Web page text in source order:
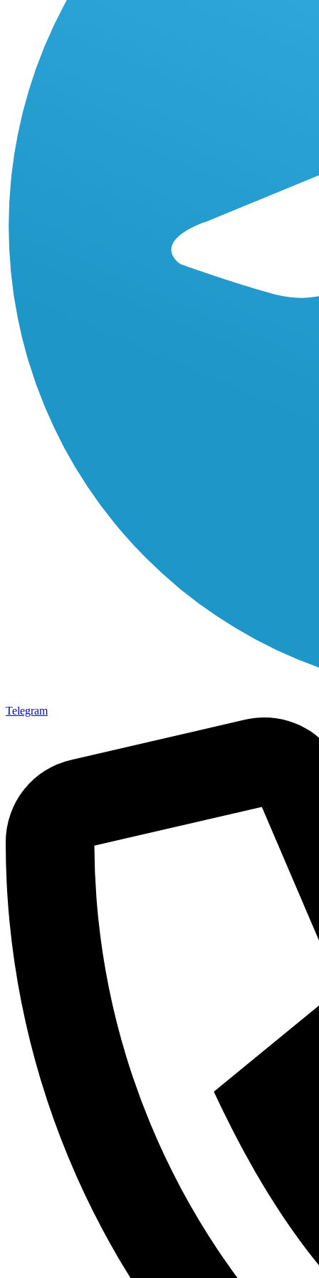
Telegram